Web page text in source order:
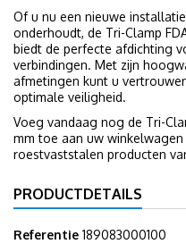
Of u nu een nieuwe
onderhoudt, de Tri-Clamp
biedt de perfecte afdichting
verbindingen. Met zijn
afmetingen kunt u
optimale veiligheid.
Voeg vandaag nog de Tri-
mm toe aan uw
roestvaststalen producten
PRODUCTDETAILS
Referentie 189083000100